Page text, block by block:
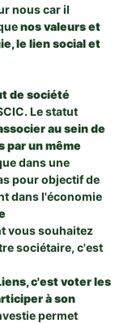
nous car il
nos valeurs et
le lien social et
de société
Le statut
au sein de
par un même
dans une
pour objectif de
dans l'économie
vous souhaitez
sociétaire, c'est
c'est voter les
à son
permet